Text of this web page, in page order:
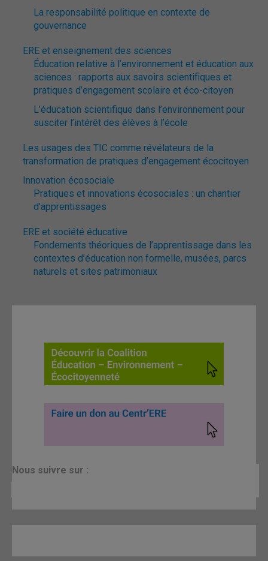
La responsabilité politique en contexte de
gouvernance
ERE et enseignement des sciences
Éducation relative à l’environnement et éducation aux
sciences : rapports aux savoirs scientifiques et
pratiques d’engagement scolaire et éco-citoyen
L’éducation scientifique dans l’environnement pour
susciter l’intérêt des élèves à l’école
Les usages des TIC comme révélateurs de la
transformation de pratiques d’engagement écocitoyen
Innovation écosociale
Pratiques et innovations écosociales : un chantier
d’apprentissages
ERE et société éducative
Fondements théoriques de l’apprentissage dans les
contextes d’éducation non formelle, musées, parcs
naturels et sites patrimoniaux
Nous suivre sur :